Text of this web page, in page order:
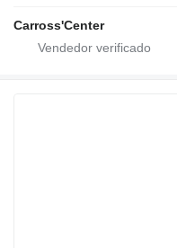
Carross'Center